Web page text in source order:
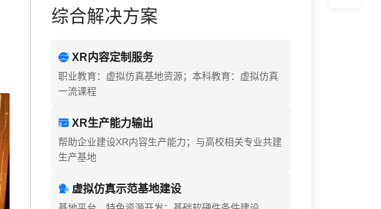
综合解决方案
XR内容定制服务
职业教育：虚拟仿真基地资源；本科教育：虚拟仿真
一流课程
XR生产能力输出
帮助企业建设XR内容生产能力；与高校相关专业共建
生产基地
虚拟仿真示范基地建设